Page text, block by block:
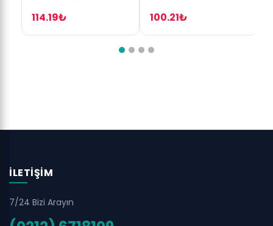
114.19₺ 100.21₺
İLETIŞIM
7/24 Bizi Arayın